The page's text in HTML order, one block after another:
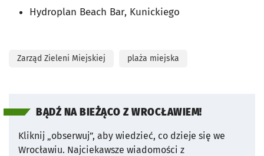
Hydroplan Beach Bar, Kunickiego
Zarząd Zieleni Miejskiej plaża miejska
BĄDŹ NA BIEŻĄCO Z WROCŁAWIEM!
Kliknij „obserwuj”, aby wiedzieć, co dzieje się we
Wrocławiu. Najciekawsze wiadomości z